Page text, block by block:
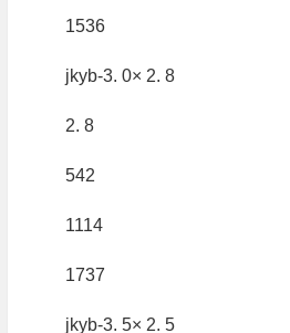
1536
jkyb-3. 0× 2. 8
2. 8
542
1114
1737
jkyb-3. 5× 2. 5